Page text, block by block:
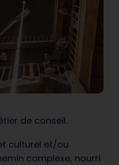
de conseil.
culturel et/ou
complexe, nourri